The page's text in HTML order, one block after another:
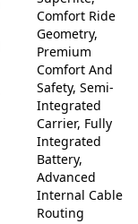
Comfort Ride
Geometry,
Premium
Comfort And
Safety, Semi-
Integrated
Carrier, Fully
Integrated
Battery,
Advanced
Internal Cable
Routing